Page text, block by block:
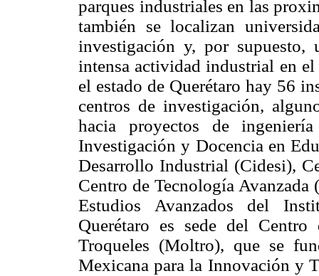
parques industriales en las
también se localizan
investigación y, por supuesto,
intensa actividad industrial en
el estado de Querétaro hay 56
centros de investigación,
hacia proyectos de
Investigación y Docencia en
Desarrollo Industrial (Cidesi),
Centro de Tecnología
Estudios Avanzados del
Querétaro es sede del
Troqueles (Moltro), que se
Mexicana para la Innovación y